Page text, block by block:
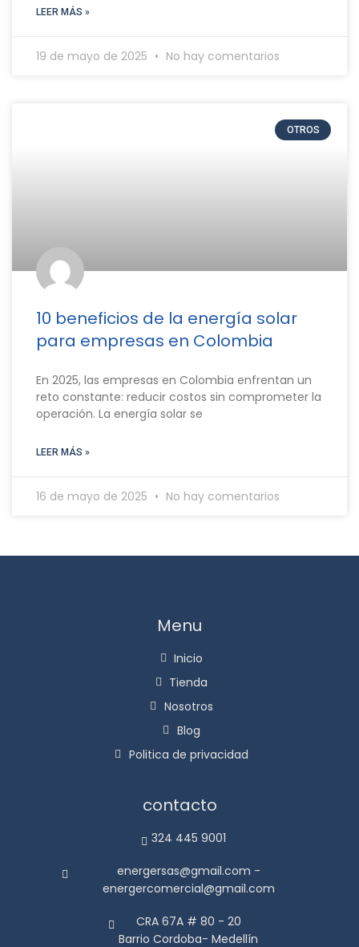
LEER MÁS »
19 de mayo de 2025 No hay comentarios
OTROS
10 beneficios de la energía solar
para empresas en Colombia
En 2025, las empresas en Colombia enfrentan un
reto constante: reducir costos sin comprometer la
operación. La energía solar se
LEER MÁS »
16 de mayo de 2025 No hay comentarios
Menu
Inicio
Tienda
Nosotros
Blog
Politica de privacidad
contacto
324 445 9001
energersas@gmail.com -
energercomercial@gmail.com
CRA 67A # 80 - 20
Barrio Cordoba- Medellín